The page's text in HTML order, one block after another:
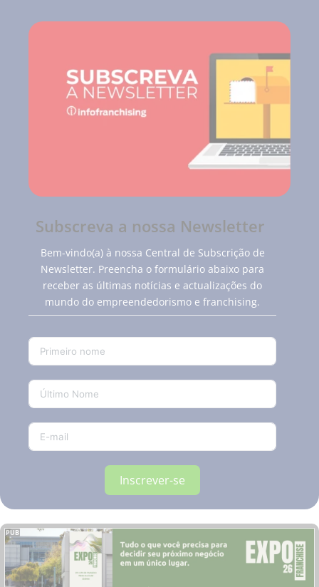
Subscreva a nossa Newsletter
Bem-vindo(a) à nossa Central de Subscrição de
Newsletter. Preencha o formulário abaixo para
receber as últimas notícias e actualizações do
mundo do empreendedorismo e franchising.
Inscrever-se
PUB